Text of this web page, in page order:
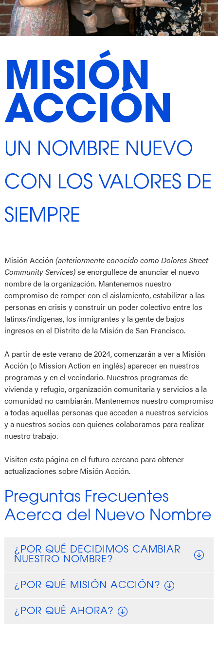
MISIÓN
ACCIÓN
UN NOMBRE NUEVO
CON LOS VALORES DE
SIEMPRE
Misión Acción (anteriormente conocido como Dolores Street
Community Services)se enorgullece de anunciar el nuevo
nombre de la organización. Mantenemos nuestro
compromiso de romper con el aislamiento, estabilizar a las
personas en crisis y construir un poder colectivo entre los
latinxs/indígenas, los inmigrantes y la gente de bajos
ingresos en el Distrito de la Misión de San Francisco.
A partir de este verano de 2024, comenzarán a ver a Misión
Acción (o Mission Action en inglés) aparecer en nuestros
programas y en el vecindario. Nuestros programas de
vivienda y refugio, organización comunitaria y servicios a la
comunidad no cambiarán. Mantenemos nuestro compromiso
a todas aquellas personas que acceden a nuestros servicios
y a nuestros socios con quienes colaboramos para realizar
nuestro trabajo.
Visiten esta página en el futuro cercano para obtener
actualizaciones sobre Misión Acción.
Preguntas Frecuentes
Acerca del Nuevo Nombre
¿POR QUÉ DECIDIMOS CAMBIAR
NUESTRO NOMBRE?
¿POR QUÉ MISIÓN ACCIÓN?
¿POR QUÉ AHORA?